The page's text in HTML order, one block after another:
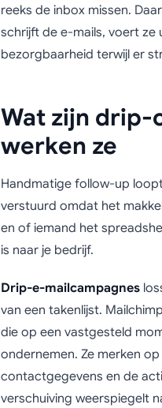
reeks de inbox missen.
schrijft de e-mails, voert ze
bezorgbaarheid terwijl er
Wat zijn drip-
werken ze
Handmatige follow-up
verstuurd omdat het
en of iemand het
is naar je bedrijf.
Drip-e-mailcampagnes
van een takenlijst.
die op een vastgesteld
ondernemen. Ze merken
contactgegevens en de
verschuiving weerspiegelt